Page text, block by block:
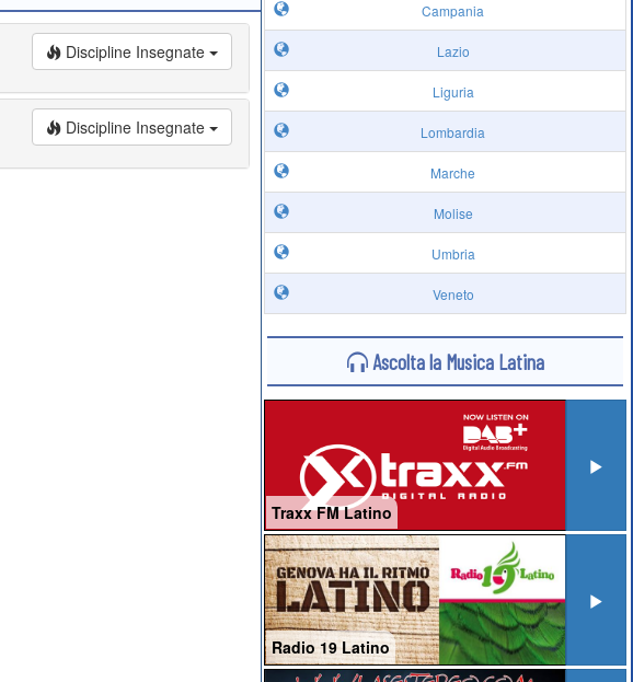
Discipline Insegnate
Discipline Insegnate
Campania
Lazio
Liguria
Lombardia
Marche
Molise
Umbria
Veneto
Ascolta la Musica Latina
Traxx FM Latino
Radio 19 Latino